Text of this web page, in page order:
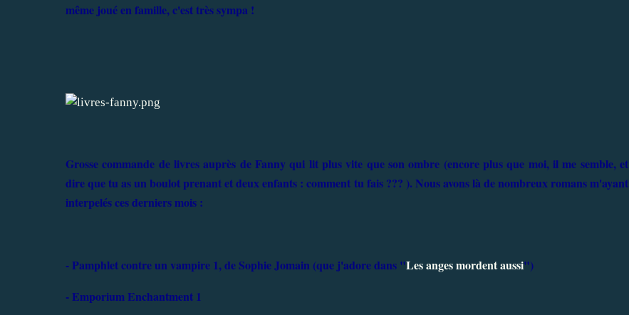
même joué en famille, c'est très sympa !
Grosse commande de livres auprès de Fanny qui lit plus vite que son ombre (encore plus que moi, il me semble, et
dire que tu as un boulot prenant et deux enfants : comment tu fais ??? ). Nous avons là de nombreux romans m'ayant
interpelés ces derniers mois :
- Pamphlet contre un vampire 1, de Sophie Jomain (que j'adore dans "Les anges mordent aussi")
- Emporium Enchantment 1